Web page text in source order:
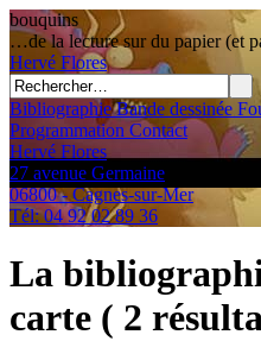
bouquins
…de la lecture sur du papier (et
Hervé Flores
BibliographieBande dessinée
Programmation Contact
Hervé Flores
27 avenue Germaine
06800 - Cagnes-sur-Mer
Tél: 04 92 02 89 36
La
carte ( 2